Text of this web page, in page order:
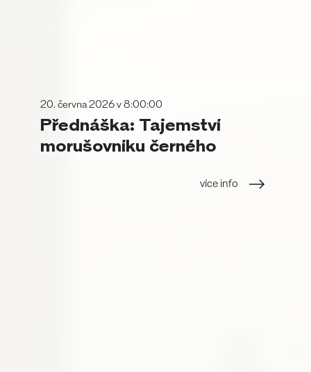
20. června 2026 v 8:00:00
Přednáška: Tajemství
morušovníku černého
více info